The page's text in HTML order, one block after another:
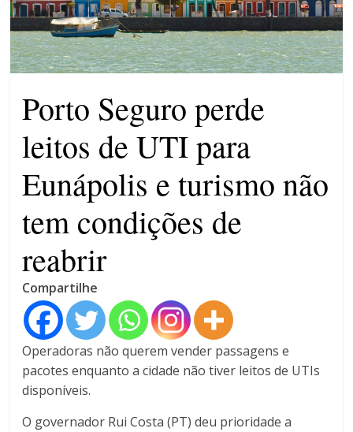
encontro em Porto Seguro
TCM-BA multa prefeito e
secretária de Prado
Porto Seguro perde
leitos de UTI para
Eunápolis e turismo não
tem condições de
reabrir
Compartilhe
Operadoras não querem vender passagens e
pacotes enquanto a cidade não tiver leitos de UTIs
disponíveis.
O governador Rui Costa (PT) deu prioridade a